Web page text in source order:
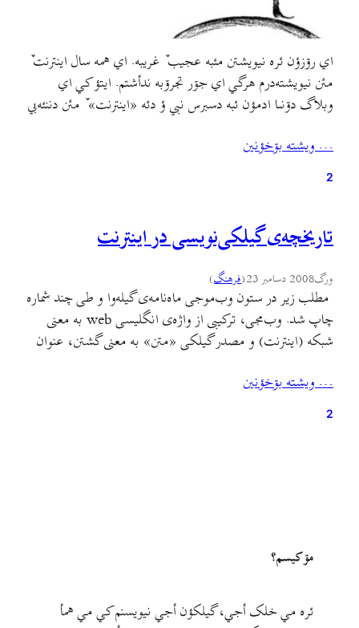
اي رۊزؤن ئره نيويشتن مئبه عجيب ٚ غريبه. اي همه سال اينترنت ٚ
مئن نيويشته‌درم هرگي اي جۊر تجرۊبه ندأشتم. ايتؤ کي اي
وبلاگ دۊنىا ادمؤن ئبه دسبرس نبي ؤ دئه «اينترنت» ٚ مئن دننئه‌بي
پيش تصميم بىته‌بۊم مي اطلاعات ؤ بنويشتأن ؤ مي…
… ويشته بۊخؤنين
2
تاريخچه‌ی گيلکی‌نويسی در اينترنت
ورگ2008 دسامبر 23 (فرهنگ)
مطلب زير در ستون وب‌موجی ماه‌نامه‌ی گيله‌وا و طی چند شماره
چاپ شد. وب‌مجی، ترکيبی از واژه‌ی انگليسی web به معنی
شبکه (اينترنت) و مصدر گيلکی «متن» به معنی گشتن، عنوان
به نوعی به زبان گيلکی يا هويت قومی گيلکان می‌پردازند.
… ويشته بۊخؤنين
2
مۊ کيسم؟
ئره مي خلک أجي، گيلکؤن أجي نيويسنم کي مي همأ